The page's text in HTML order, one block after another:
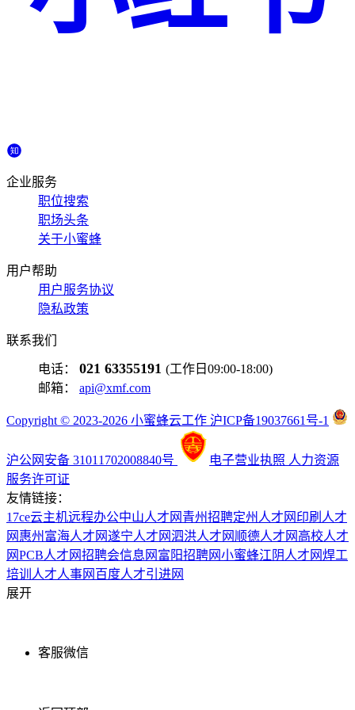
企业服务
职位搜索
职场头条
关于小蜜蜂
用户帮助
用户服务协议
隐私政策
联系我们
电话： 021 63355191 (工作日09:00-18:00)
邮箱： api@xmf.com
Copyright © 2023-2026 小蜜蜂云工作 沪ICP备19037661号-1
沪公网安备 31011702008840号 电子营业执照 人力资源
服务许可证
友情链接：
17ce云主机远程办公中山人才网 青州招聘定州人才网 印刷人才
网 惠州富海人才网遂宁人才网泗洪人才网 顺德人才网 高校人才
网PCB人才网招聘会信息网 富阳招聘网小蜜蜂江阴人才网焊工
培训 人才人事网 百度人才引进网
展开
客服微信